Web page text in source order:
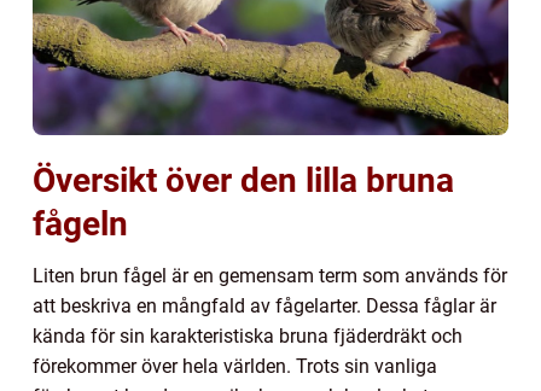
Översikt över den lilla bruna
fågeln
Liten brun fågel är en gemensam term som används för
att beskriva en mångfald av fågelarter. Dessa fåglar är
kända för sin karakteristiska bruna fjäderdräkt och
förekommer över hela världen. Trots sin vanliga